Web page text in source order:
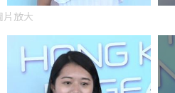
片放大